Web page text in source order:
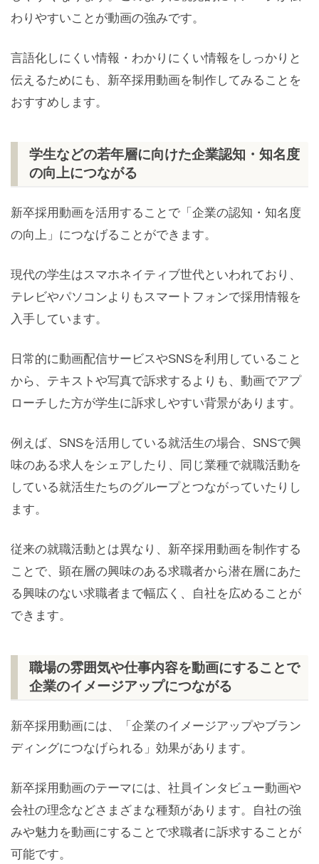
わりやすいことが動画の強みです。
言語化しにくい情報・わかりにくい情報をしっかりと
伝えるためにも、新卒採用動画を制作してみることを
おすすめします。
学生などの若年層に向けた企業認知・知名度
の向上につながる
新卒採用動画を活用することで「企業の認知・知名度
の向上」につなげることができます。
現代の学生はスマホネイティブ世代といわれており、
テレビやパソコンよりもスマートフォンで採用情報を
入手しています。
日常的に動画配信サービスやSNSを利用していること
から、テキストや写真で訴求するよりも、動画でアプ
ローチした方が学生に訴求しやすい背景があります。
例えば、SNSを活用している就活生の場合、SNSで興
味のある求人をシェアしたり、同じ業種で就職活動を
している就活生たちのグループとつながっていたりし
ます。
従来の就職活動とは異なり、新卒採用動画を制作する
ことで、顕在層の興味のある求職者から潜在層にあた
る興味のない求職者まで幅広く、自社を広めることが
できます。
職場の雰囲気や仕事内容を動画にすることで
企業のイメージアップにつながる
新卒採用動画には、「企業のイメージアップやブラン
ディングにつなげられる」効果があります。
新卒採用動画のテーマには、社員インタビュー動画や
会社の理念などさまざまな種類があります。自社の強
みや魅力を動画にすることで求職者に訴求することが
可能です。